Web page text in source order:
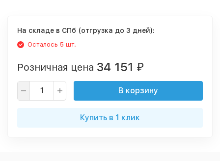
На складе в СПб (отгрузка до 3 дней):
Осталось 5 шт.
Розничная цена 34 151 ₽
В корзину
Купить в 1 клик